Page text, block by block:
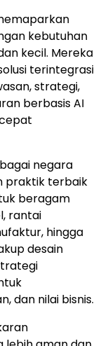
kebutuhan
kecil. Mereka
terintegrasi
strategi,
berbasis AI
negara
praktik terbaik
beragam
rantai
hingga
desain
dan nilai bisnis.